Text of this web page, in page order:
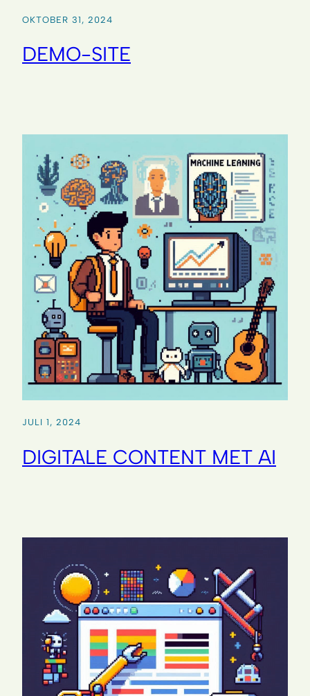
OKTOBER 31, 2024
DEMO-SITE
JULI 1, 2024
DIGITALE CONTENT MET AI